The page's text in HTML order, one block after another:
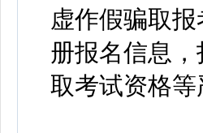
虚作假骗取
册报名信息
取考试资格